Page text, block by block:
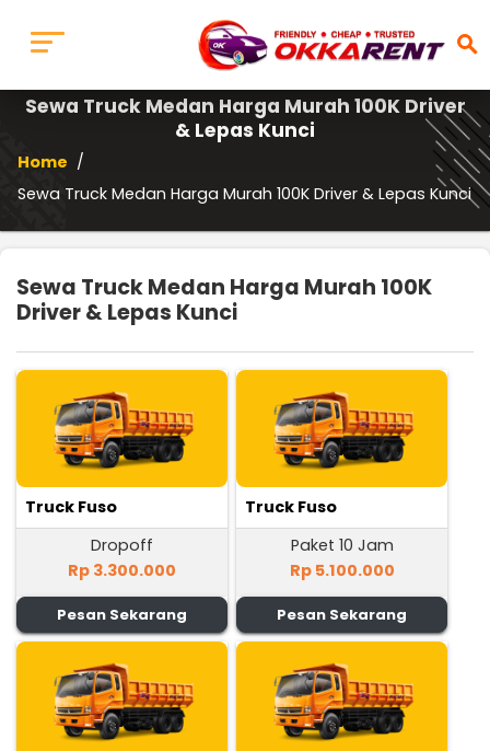
search
Sewa Truck Medan Harga Murah 100K Driver
& Lepas Kunci
Home /
Sewa Truck Medan Harga Murah 100K Driver & Lepas Kunci
Sewa Truck Medan Harga Murah 100K
Driver & Lepas Kunci
Truck Fuso
Dropoff
Rp 3.300.000
Pesan Sekarang
Truck Fuso
Paket 10 Jam
Rp 5.100.000
Pesan Sekarang